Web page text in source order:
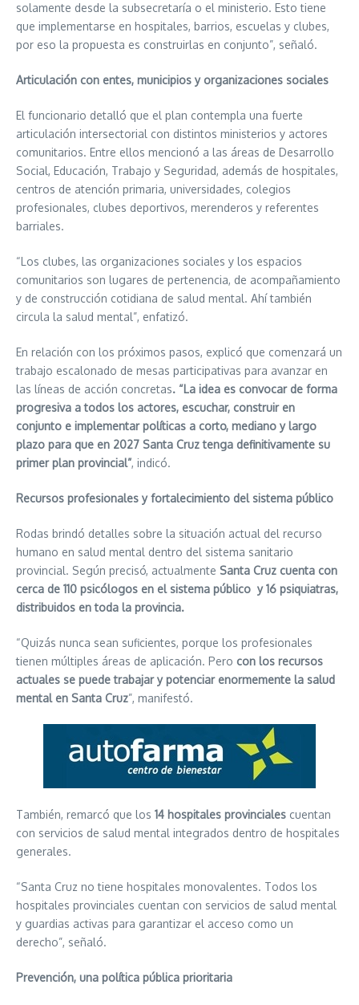
solamente desde la subsecretaría o el ministerio. Esto tiene
que implementarse en hospitales, barrios, escuelas y clubes,
por eso la propuesta es construirlas en conjunto”, señaló.
Articulación con entes, municipios y organizaciones sociales
El funcionario detalló que el plan contempla una fuerte
articulación intersectorial con distintos ministerios y actores
comunitarios. Entre ellos mencionó a las áreas de Desarrollo
Social, Educación, Trabajo y Seguridad, además de hospitales,
centros de atención primaria, universidades, colegios
profesionales, clubes deportivos, merenderos y referentes
barriales.
“Los clubes, las organizaciones sociales y los espacios
comunitarios son lugares de pertenencia, de acompañamiento
y de construcción cotidiana de salud mental. Ahí también
circula la salud mental”, enfatizó.
En relación con los próximos pasos, explicó que comenzará un
trabajo escalonado de mesas participativas para avanzar en
las líneas de acción concretas. “La idea es convocar de forma
progresiva a todos los actores, escuchar, construir en
conjunto e implementar políticas a corto, mediano y largo
plazo para que en 2027 Santa Cruz tenga definitivamente su
primer plan provincial”, indicó.
Recursos profesionales y fortalecimiento del sistema público
Rodas brindó detalles sobre la situación actual del recurso
humano en salud mental dentro del sistema sanitario
provincial. Según precisó, actualmente Santa Cruz cuenta con
cerca de 110 psicólogos en el sistema público y 16 psiquiatras,
distribuidos en toda la provincia.
“Quizás nunca sean suficientes, porque los profesionales
tienen múltiples áreas de aplicación. Pero con los recursos
actuales se puede trabajar y potenciar enormemente la salud
mental en Santa Cruz”, manifestó.
También, remarcó que los 14 hospitales provinciales cuentan
con servicios de salud mental integrados dentro de hospitales
generales.
“Santa Cruz no tiene hospitales monovalentes. Todos los
hospitales provinciales cuentan con servicios de salud mental
y guardias activas para garantizar el acceso como un
derecho”, señaló.
Prevención, una política pública prioritaria